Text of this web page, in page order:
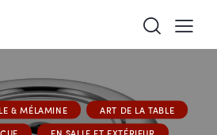
& MÉLAMINE
ART DE LA TABLE
EN SALLE ET EXTÉRIEUR